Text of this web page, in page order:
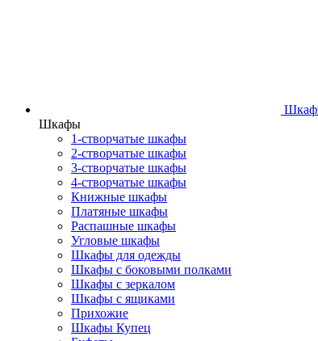
Шкафы
1-створчатые шкафы
2-створчатые шкафы
3-створчатые шкафы
4-створчатые шкафы
Книжные шкафы
Платяные шкафы
Распашные шкафы
Угловые шкафы
Шкафы для одежды
Шкафы с боковыми полками
Шкафы с зеркалом
Шкафы с ящиками
Прихожие
Шкафы Купец